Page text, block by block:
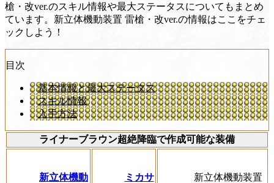
槍・改ver.のスキル情報や最大ステータスについてもまとめ
ています。新立体機動装置 雷槍・改ver.の情報はここをチェ
ックしよう！
目次
基本情報と最大ステータス
スキル情報
入手方法
ライナーブラウン超絶降臨で作成可能な装備
新立体機動
ミカサ
新立体機動装置